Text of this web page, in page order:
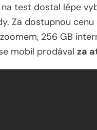
test dostal lépe
Za dostupnou
256 GB
mobil prodával za